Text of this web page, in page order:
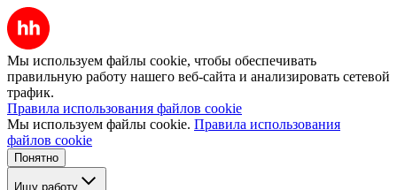
Мы используем файлы cookie, чтобы обеспечивать
правильную работу нашего веб-сайта и анализировать сетевой
трафик.
Правила использования файлов cookie
Мы используем файлы cookie. Правила использования
файлов cookie
Понятно
Ищу работу